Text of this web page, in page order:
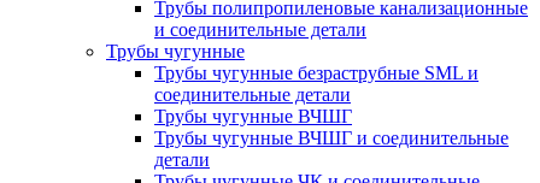
Трубы полипропиленовые канализационные
и соединительные детали
Трубы чугунные
Трубы чугунные безраструбные SML и
соединительные детали
Трубы чугунные ВЧШГ
Трубы чугунные ВЧШГ и соединительные
детали